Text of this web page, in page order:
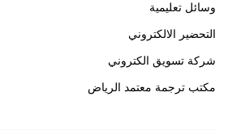
وسائل تعليمية
التحضير الالكتروني
شركة تسويق الكتروني
مكتب ترجمة معتمد الرياض